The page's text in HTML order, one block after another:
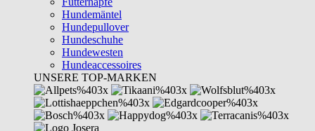
Hundemäntel
Hundepullover
Hundeschuhe
Hundewesten
Hundeaccessoires
UNSERE TOP-MARKEN